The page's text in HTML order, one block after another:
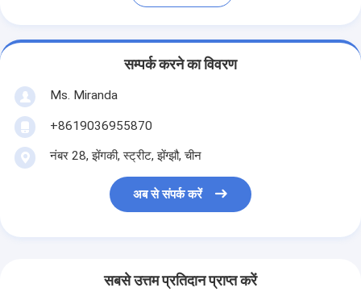
सम्पर्क करने का विवरण
Ms. Miranda
+8619036955870
नंबर 28, झेंगकी, स्ट्रीट, झेंग्झौ, चीन
अब से संपर्क करें
सबसे उत्तम प्रतिदान प्राप्त करें